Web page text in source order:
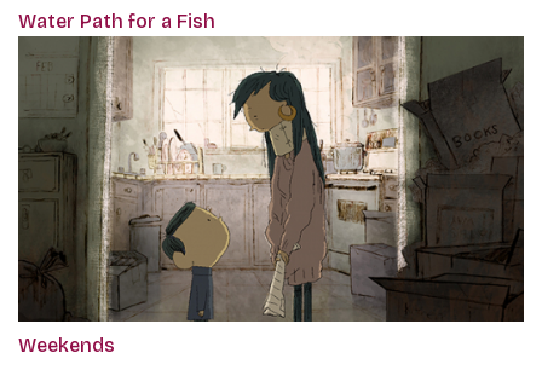
Water Path for a Fish
Weekends